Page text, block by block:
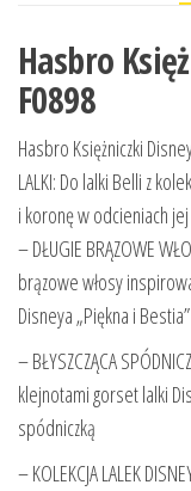
Hasbro
F0898
Hasbro Księżniczki
LALKI: Do lalki Belli z
i koronę w odcieniach
– DŁUGIE BRĄZOWE
brązowe włosy
Disneya „Piękna i Bestia”
– BŁYSZCZĄCA
klejnotami gorset lalki
spódniczką
– KOLEKCJA LALEK